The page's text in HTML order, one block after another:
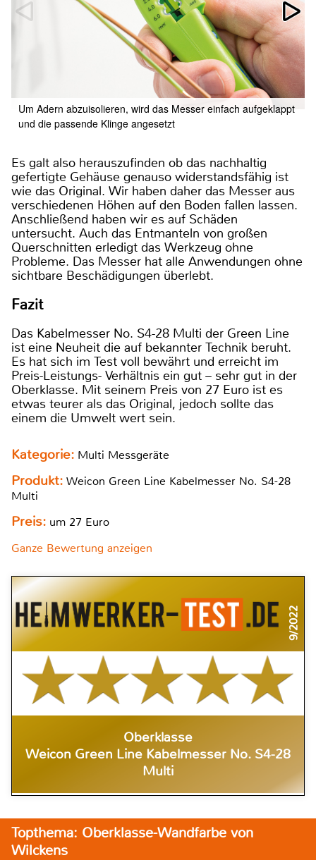
Um Adern abzuisolieren, wird das Messer einfach aufgeklappt
und die passende Klinge angesetzt
Es galt also herauszufinden ob das nachhaltig
gefertigte Gehäuse genauso widerstandsfähig ist
wie das Original. Wir haben daher das Messer aus
verschiedenen Höhen auf den Boden fallen lassen.
Anschließend haben wir es auf Schäden
untersucht. Auch das Entmanteln von großen
Querschnitten erledigt das Werkzeug ohne
Probleme. Das Messer hat alle Anwendungen ohne
sichtbare Beschädigungen überlebt.
Fazit
Das Kabelmesser No. S4-28 Multi der Green Line
ist eine Neuheit die auf bekannter Technik beruht.
Es hat sich im Test voll bewährt und erreicht im
Preis-Leistungs- Verhältnis ein gut – sehr gut in der
Oberklasse. Mit seinem Preis von 27 Euro ist es
etwas teurer als das Original, jedoch sollte das
einem die Umwelt wert sein.
Kategorie: Multi Messgeräte
Produkt: Weicon Green Line Kabelmesser No. S4-28
Multi
Preis: um 27 Euro
Ganze Bewertung anzeigen
9/2022
Oberklasse
Weicon Green Line Kabelmesser No. S4-28
Multi
Topthema: Oberklasse-Wandfarbe von
Wilckens